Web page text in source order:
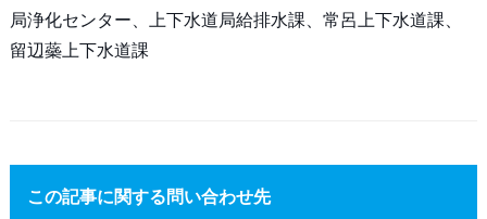
局浄化センター、上下水道局給排水課、常呂上下水道課、
留辺蘂上下水道課
この記事に関する問い合わせ先